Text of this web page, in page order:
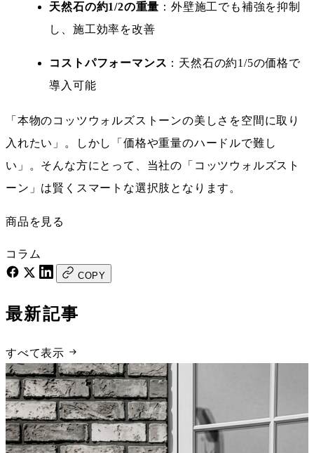
天然石の約1/2の重量 ：外壁施工でも補強を抑制
し、施工効率を改善
コストパフォーマンス ：天然石の約1/5の価格で
導入可能
「本物のコッツウォルズストーンの美しさを空間に取り
入れたい」。しかし「価格や重量のハードルで難し
い」。そんな方にとって、当社の「コッツウォルズスト
ーン」は賢くスマートな選択肢となります。
商品を見る
コラム
COPY
最新記事
すべて表示